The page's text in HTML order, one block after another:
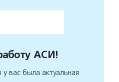
АСИ!
вас была актуальная